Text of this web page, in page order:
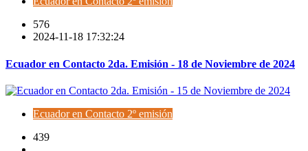
576
2024-11-18 17:32:24
Ecuador en Contacto 2da. Emisión - 18 de Noviembre de 2024
Ecuador en Contacto 2º emisión
439